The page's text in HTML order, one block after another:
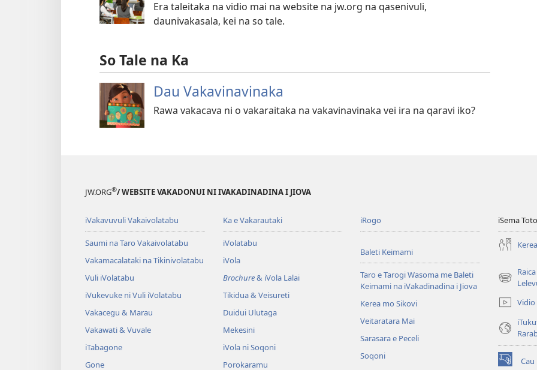
Era taleitaka na vidio mai na website na jw.org na qasenivuli,
daunivakasala, kei na so tale.
So Tale na Ka
Dau Vakavinavinaka
Rawa vakacava ni o vakaraitaka na vakavinavinaka vei ira na qaravi iko?
JW.ORG®/ WEBSITE VAKADONUI NI IVAKADINADINA I JIOVA
iVakavuvuli Vakaivolatabu
Saumi na Taro Vakaivolatabu
Vakamacalataki na Tikinivolatabu
Vuli iVolatabu
iVukevuke ni Vuli iVolatabu
Vakacegu & Marau
Vakawati & Vuvale
iTabagone
Gone
Ka e Vakarautaki
iVolatabu
iVola
Brochure& iVola Lalai
Tikidua & Veisureti
Duidui Ulutaga
Mekesini
iVola ni Soqoni
Porokaramu
iRogo
Baleti Keimami
Taro e Tarogi Wasoma me Baleti
Keimami na iVakadinadina i Jiova
Kerea mo Sikovi
Veitaratara Mai
Sarasara e Peceli
Soqoni
iSema
(opens
window)
Vidio
Cau
(opens